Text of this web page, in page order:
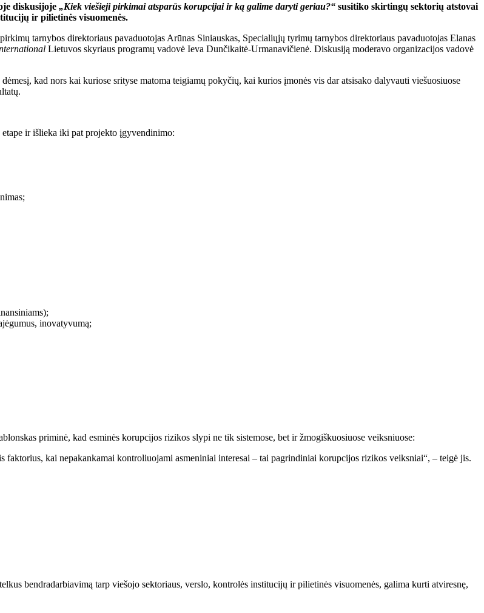
diskusijoje „Kiek viešieji pirkimai atsparūs korupcijai ir ką galime daryti geriau?“ susitiko skirtingų sektorių atstovai
ir pilietinės visuomenės.
tarnybos direktoriaus pavaduotojas Arūnas Siniauskas, Specialiųjų tyrimų tarnybos direktoriaus pavaduotojas Elanas
Lietuvos skyriaus programų vadovė Ieva Dunčikaitė-Urmanavičienė. Diskusiją moderavo organizacijos vadovė
kad nors kai kuriose srityse matoma teigiamų pokyčių, kai kurios įmonės vis dar atsisako dalyvauti viešuosiuose
ir išlieka iki pat projekto įgyvendinimo:
inovatyvumą;
priminė, kad esminės korupcijos rizikos slypi ne tik sistemose, bet ir žmogiškuosiuose veiksniuose:
kai nepakankamai kontroliuojami asmeniniai interesai – tai pagrindiniai korupcijos rizikos veiksniai“, – teigė jis.
bendradarbiavimą tarp viešojo sektoriaus, verslo, kontrolės institucijų ir pilietinės visuomenės, galima kurti atviresnę,